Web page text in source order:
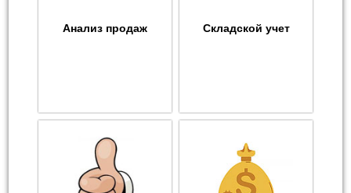
Анализ продаж Складской учет